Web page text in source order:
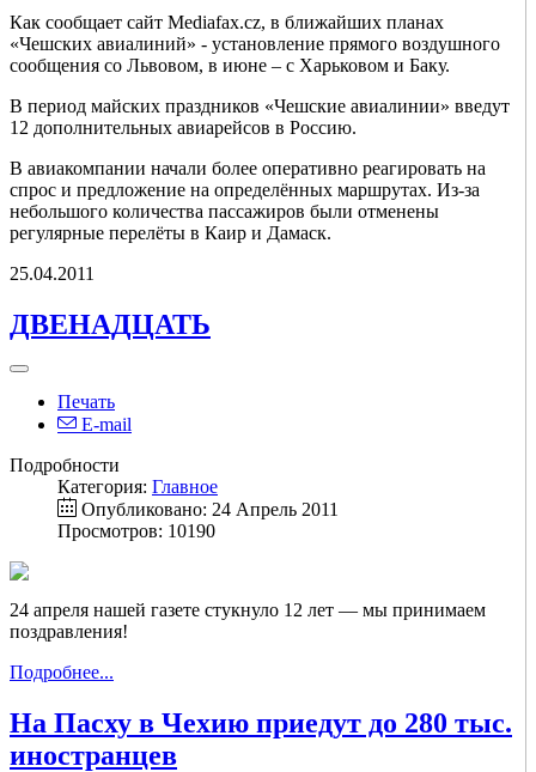
Как сообщает сайт Mediafax.cz, в ближайших планах
«Чешских авиалиний» - установление прямого воздушного
сообщения со Львовом, в июне – с Харьковом и Баку.
В период майских праздников «Чешские авиалинии» введут
12 дополнительных авиарейсов в Россию.
В авиакомпании начали более оперативно реагировать на
спрос и предложение на определённых маршрутах. Из-за
небольшого количества пассажиров были отменены
регулярные перелёты в Каир и Дамаск.
25.04.2011
ДВЕНАДЦАТЬ
Печать
E-mail
Подробности
Категория: Главное
Опубликовано: 24 Апрель 2011
Просмотров: 10190
24 апреля нашей газете стукнуло 12 лет — мы принимаем
поздравления!
Подробнее...
На Пасху в Чехию приедут до 280 тыс.
иностранцев